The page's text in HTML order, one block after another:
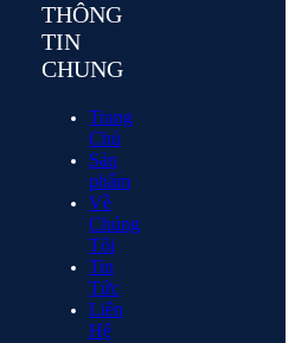
THÔNG
TIN
CHUNG
Trang
Chủ
Sản
phẩm
Về
Chúng
Tôi
Tin
Tức
Liên
Hệ